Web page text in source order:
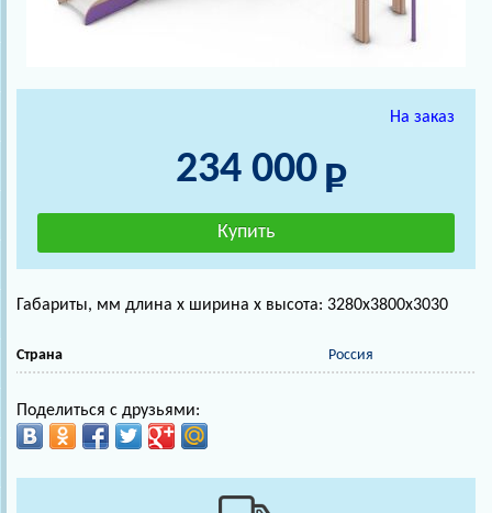
На заказ
234 000
Габариты, мм длина х ширина х высота: 3280х3800х3030
Страна Россия
Поделиться с друзьями: